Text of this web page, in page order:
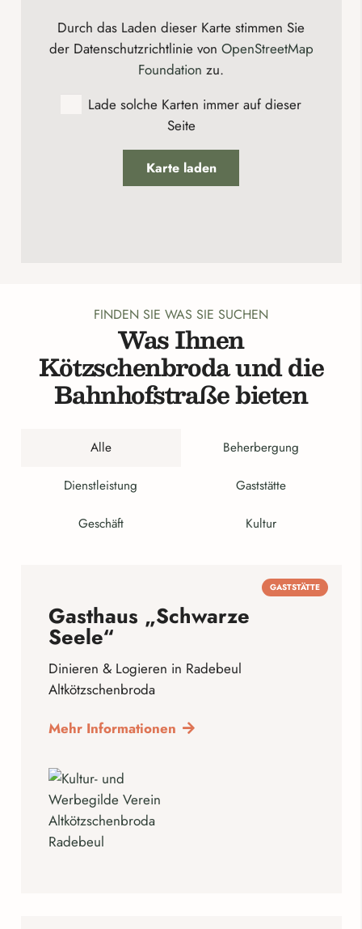
Durch das Laden dieser Karte stimmen Sie
der Datenschutzrichtlinie von OpenStreetMap
Foundation zu.
Lade solche Karten immer auf dieser
Seite
Karte laden
FINDEN SIE WAS SIE SUCHEN
Was Ihnen
Kötzschenbroda und die
Bahnhofstraße bieten
Alle Beherbergung
Dienstleistung Gaststätte
Geschäft Kultur
GASTSTÄTTE
Gasthaus „Schwarze
Seele“
Dinieren & Logieren in Radebeul
Altkötzschenbroda
Mehr Informationen